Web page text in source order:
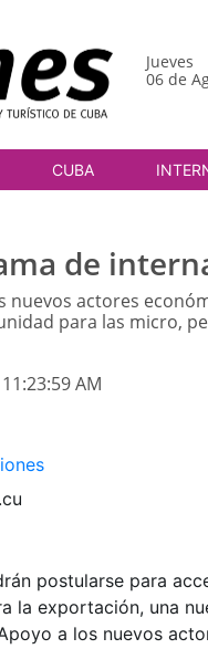
Jueves
06 de
CUBA
de
nuevos actores
para las micro,
AM
postularse para
la exportación, una
a los nuevos